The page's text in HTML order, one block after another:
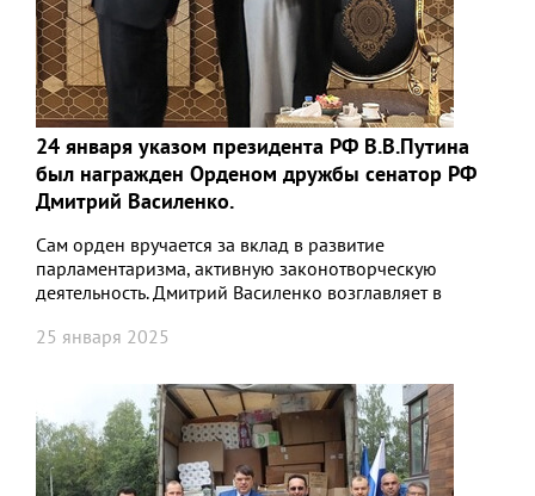
24 января указом президента РФ В.В.Путина
был награжден Орденом дружбы сенатор РФ
Дмитрий Василенко.
Сам орден вручается за вклад в развитие
парламентаризма, активную законотворческую
деятельность. Дмитрий Василенко возглавляет в
25 января 2025